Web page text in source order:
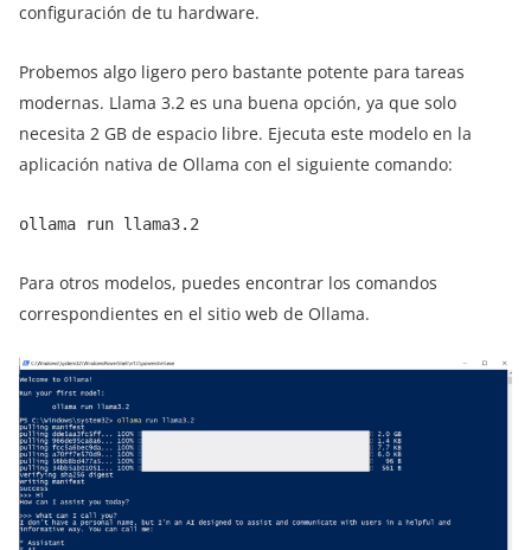
configuración de tu hardware.
Probemos algo ligero pero bastante potente para tareas
modernas. Llama 3.2 es una buena opción, ya que solo
necesita 2 GB de espacio libre. Ejecuta este modelo en la
aplicación nativa de Ollama con el siguiente comando:
ollama run llama3.2
Para otros modelos, puedes encontrar los comandos
correspondientes en el sitio web de Ollama.